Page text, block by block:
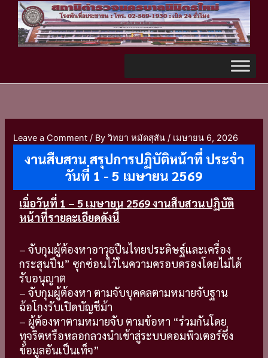
content
Leave a Comment / Byวิทยา หมัดสุสัน/ เมษายน 6, 2026
งานสืบสวน สรุปการปฏิบัติหน้าที่ ประจำ
วันที่ 1 - 5 เมษายน 2569
เมื่อวันที่ 1 – 5 เมษายน 2569 งานสืบสวนปฏิบัติ
หน้าที่รายละเอียดดังนี้
– จับกุมผู้ต้องหาอาวุธปืนไทยประดิษฐ์และเครื่อง
กระสุนปืน” ซุกซ่อนไว้ในความครอบครองโดยไม่ได้
รับอนุญาต
– จับกุมผู้ต้องหา ตามจับบุคคลตามหมายจับฐาน
ฉ้อโกงรับเปิดบัญชีม้า
– ผู้ต้องหาตามหมายจับ ตามข้อหา “ร่วมกันโดย
ทุจริตหรือหลอกลวงนำเข้าสู่ระบบคอมพิวเตอร์ซึ่ง
ข้อมูลอันเป็นเท็จ”
TikTok